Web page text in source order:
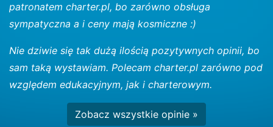
patronatem charter.pl, bo zarówno obsługa
sympatyczna a i ceny mają kosmiczne :)
Nie dziwie się tak dużą ilością pozytywnych opinii, bo
sam taką wystawiam. Polecam charter.pl zarówno pod
względem edukacyjnym, jak i charterowym.
Zobacz wszystkie opinie »